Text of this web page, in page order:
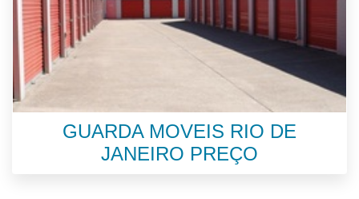
GUARDA MOVEIS RIO DE
JANEIRO PREÇO